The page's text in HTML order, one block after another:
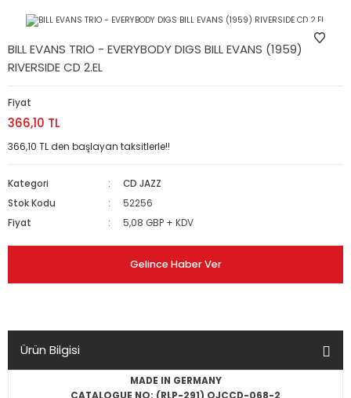
BILL EVANS TRIO - EVERYBODY DIGS BILL EVANS (1959)
RIVERSIDE CD 2.EL
Fiyat
366,10 TL
366,10 TL den başlayan taksitlerle!!
Kategori
CD JAZZ
Stok Kodu
52256
Fiyat
5,08 GBP + KDV
Gelince Haber Ver
Ürün Bilgisi
MADE IN GERMANY